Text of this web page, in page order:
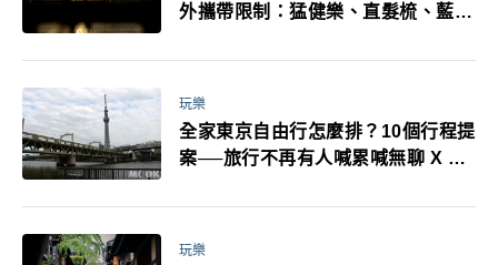
外攜帶限制：猛健樂、直髮梳、藍牙
萬！注意事項一次看！
玩樂
全家東京自由行怎麼排？10個行程提
案──旅行不再有人喊累喊無聊 X 爸
玩樂